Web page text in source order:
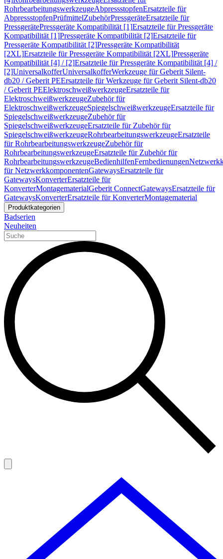
RohrbearbeitungswerkzeugeAbpressstopfenErsatzteile für
AbpressstopfenPrüfmittelZubehörPressgeräteErsatzteile für
PressgerätePressgeräte Kompatibilität [1]Ersatzteile für Pressgeräte
Kompatibilität [1]Pressgeräte Kompatibilität [2]Ersatzteile für
Pressgeräte Kompatibilität [2]Pressgeräte Kompatibilität
[2XL]Ersatzteile für Pressgeräte Kompatibilität [2XL]Pressgeräte
Kompatibilität [4] / [2]Ersatzteile für Pressgeräte Kompatibilität [4] /
[2]UniversalkofferUniversalkofferWerkzeuge für Geberit Silent-
db20 / Geberit PEErsatzteile für Werkzeuge für Geberit Silent-db20
/ Geberit PEElektroschweißwerkzeugeErsatzteile für
ElektroschweißwerkzeugeZubehör für
ElektroschweißwerkzeugeSpiegelschweißwerkzeugeErsatzteile für
SpiegelschweißwerkzeugeZubehör für
SpiegelschweißwerkzeugeErsatzteile für Zubehör für
SpiegelschweißwerkzeugeRohrbearbeitungswerkzeugeErsatzteile
für RohrbearbeitungswerkzeugeZubehör für
RohrbearbeitungswerkzeugeErsatzteile für Zubehör für
RohrbearbeitungswerkzeugeBedienhilfenFernbedienungen
für NetzwerkkomponentenGatewaysErsatzteile für
GatewaysKonverterErsatzteile für
KonverterMontagematerialGeberit ConnectGatewaysErsatzteile für
GatewaysKonverterErsatzteile für KonverterMontagematerial
Produktkategorien
Badserien
Neuheiten